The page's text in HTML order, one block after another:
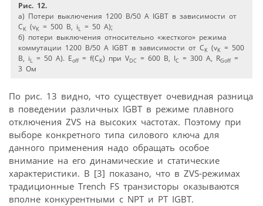
Рис. 12.
а) Потери выключения 1200 В/50 А IGBT в зависимости от
СK (vK = 500 B, iL = 50 A);
б) потери выключения относительно «жесткого» режима
коммутации 1200 В/50 А IGBT в зависимости от СK (vK = 500
B, iL = 50 A). Eoff= f(CK) при VDC = 600 B, IC = 300 A, RGoff=
3 Ом
По рис. 13 видно, что существует очевидная разница
в поведении различных IGBT в режиме плавного
отключения ZVS на высоких частотах. Поэтому при
выборе конкретного типа силового ключа для
данного применения надо обращать особое
внимание на его динамические и статические
характеристики. В [3] показано, что в ZVS-режимах
традиционные Trench FS транзисторы оказываются
вполне конкурентными с NPT и PT IGBT.